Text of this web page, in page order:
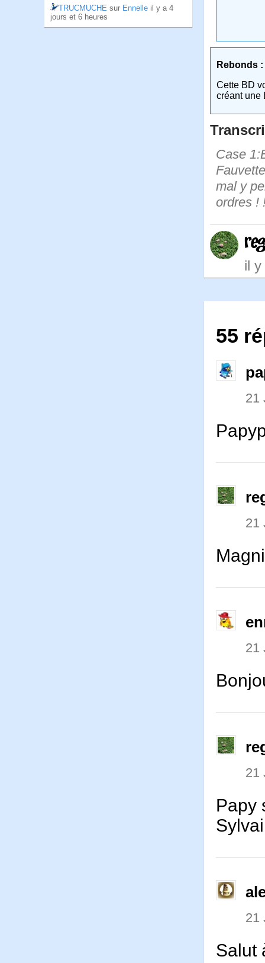
TRUCMUCHE sur Ennelle il y a 4
jours et 6 heures
Rebonds :
Cette BD
créant une
Case
mal y
ordres !
il y
55
21
21
21
21
Papy
21
Salut